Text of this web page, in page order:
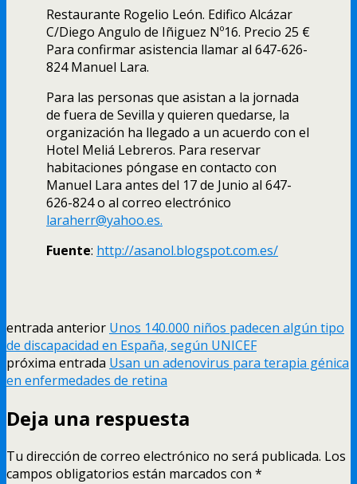
Restaurante Rogelio León. Edifico Alcázar
C/Diego Angulo de Iñiguez Nº16. Precio 25 €
Para confirmar asistencia llamar al 647-626-
824 Manuel Lara.
Para las personas que asistan a la jornada
de fuera de Sevilla y quieren quedarse, la
organización ha llegado a un acuerdo con el
Hotel Meliá Lebreros. Para reservar
habitaciones póngase en contacto con
Manuel Lara antes del 17 de Junio al 647-
626-824 o al correo electrónico
laraherr@yahoo.es.
Fuente: http://asanol.blogspot.com.es/
entrada anterior Unos 140.000 niños padecen algún tipo
de discapacidad en España, según UNICEF
próxima entrada Usan un adenovirus para terapia génica
en enfermedades de retina
Deja una respuesta
Tu dirección de correo electrónico no será publicada. Los
campos obligatorios están marcados con *